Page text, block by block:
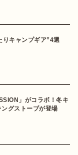
りキャンプギア”4選
」がコラボ！冬キ
グストーブが登場